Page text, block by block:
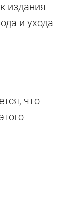
издания
и ухода
что